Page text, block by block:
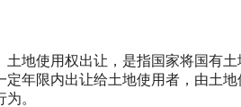
地使用权出让，是指国家将国有土
定年限内出让给土地使用者，由土
。